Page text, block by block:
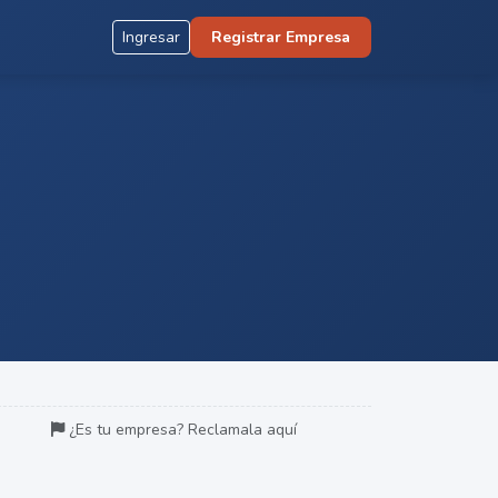
Ingresar Registrar Empresa
¿Es tu empresa? Reclamala aquí